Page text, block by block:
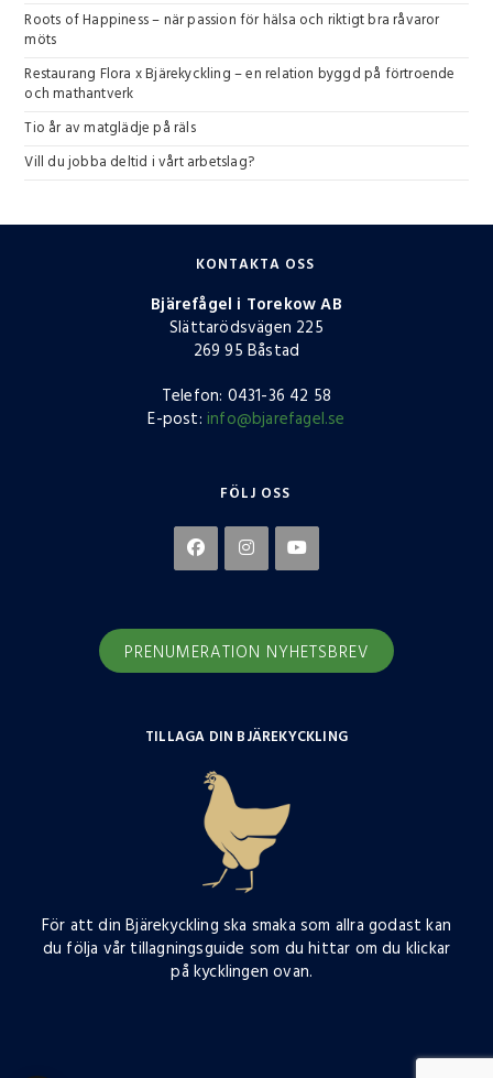
Roots of Happiness – när passion för hälsa och riktigt bra råvaror
möts
Restaurang Flora x Bjärekyckling – en relation byggd på förtroende
och mathantverk
Tio år av matglädje på räls
Vill du jobba deltid i vårt arbetslag?
KONTAKTA OSS
Bjärefågel i Torekow AB
Slättarödsvägen 225
269 95 Båstad
Telefon: 0431-36 42 58
E-post: info@bjarefagel.se
FÖLJ OSS
PRENUMERATION NYHETSBREV
TILLAGA DIN BJÄREKYCKLING
För att din Bjärekyckling ska smaka som allra godast kan
du följa vår tillagningsguide som du hittar om du klickar
på kycklingen ovan.